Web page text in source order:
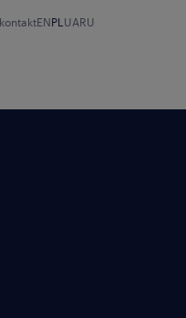
kontaktENPL UARU